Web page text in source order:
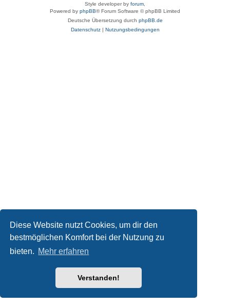
Diese Website nutzt Cookies, um dir den
bestmöglichen Komfort bei der Nutzung zu
bieten. Mehr erfahren
Verstanden!
Style developer by forum
Powered by phpBB® Forum Software © phpBB Limited
Deutsche Übersetzung durch phpBB.de
Datenschutz| Nutzungsbedingungen